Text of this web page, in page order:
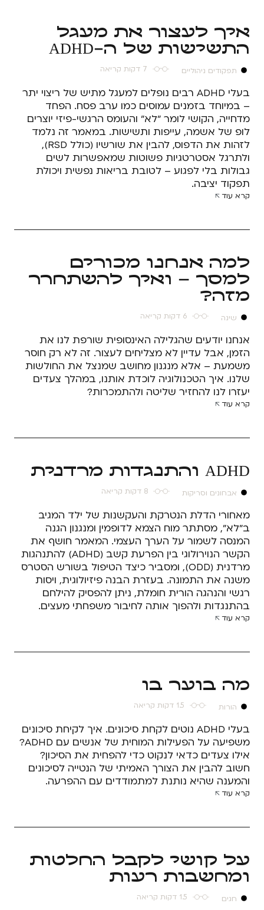
איך לעצור את מעגל
התשישות של ה-ADHD
תפקודים ניהוליים 7 דקות קריאה
בעלי ADHD רבים נופלים למעגל מתיש של ריצוי יתר
– במיוחד בזמנים עמוסים כמו ערב פסח. הפחד
מדחייה, הקושי לומר "לא" והעומס הרגשי-פיזי יוצרים
לופ של אשמה, עייפות ותשישות. במאמר זה נלמד
לזהות את הדפוס, להבין את שורשיו (כולל RSD),
ולתרגל אסטרטגיות פשוטות שמאפשרות לשים
גבולות בלי לפגוע – לטובת בריאות נפשית ויכולת
תפקוד יציבה.
קרא עוד
למה אנחנו מכורים
למסך – ואיך להשתחרר
מזה?
שינה 6 דקות קריאה
אנחנו יודעים שהגלילה האינסופית שורפת לנו את
הזמן, אבל עדיין לא מצליחים לעצור. זה לא רק חוסר
משמעת – אלא מנגנון מחושב שמנצל את החולשות
שלנו. איך הטכנולוגיה לוכדת אותנו, במהלך צעדים
יעזרו לנו להחזיר שליטה ולהתמכרות?
קרא עוד
ADHD והתנגדות מרדנית
אבחונים וסריקות 8 דקות קריאה
מאחורי הדלת הנטרקת והעקשנות של ילד המגיב
ב"לא", מסתתר מוח הצמא לדופמין ומנגנון הגנה
המנסה לשמור על הערך העצמי. המאמר חושף את
הקשר הנוירולוגי בין הפרעת קשב (ADHD) להתנהגות
מרדנית (ODD), ומסביר כיצד הטיפול בשורש הסטרס
משנה את התמונה. בעזרת הבנה פיזיולוגית, ויסות
רגשי והנהגה הורית חומלת, ניתן להפסיק להילחם
בהתנגדות ולהפוך אותה לחיבור משפחתי מעצים.
קרא עוד
מה בוער בו
הורות 1.5 דקות קריאה
בעלי ADHD נוטים לקחת סיכונים. איך לקיחת סיכונים
משפיעה על הפעילות המוחית של אנשים עם ADHD?
אילו צעדים כדאי לנקוט כדי להפחית את הסיכון?
חשוב להבין את הצורך האמיתי של הנטייה לסיכונים
והמענה שהיא נותנת למתמודדים עם ההפרעה.
קרא עוד
על קושי לקבל החלטות
ומחשבות רעות
חגים 1.5 דקות קריאה